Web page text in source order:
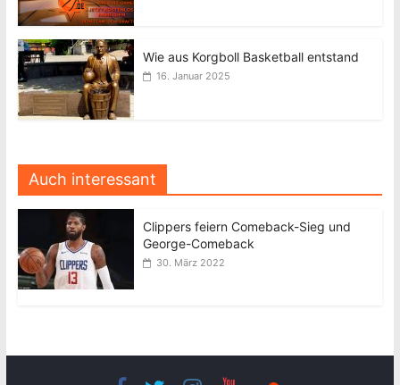
Wie aus Korgboll Basketball entstand
16. Januar 2025
Auch interessant
Clippers feiern Comeback-Sieg und
George-Comeback
30. März 2022